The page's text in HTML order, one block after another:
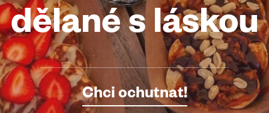
dělané s láskou
Chci ochutnat!